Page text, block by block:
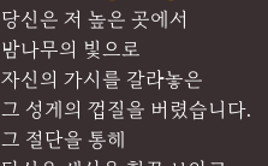
당신은 저 높은 곳에서
밤나무의 빛으로
자신의 가시를 갈라놓은
그 성게의 껍질을 버렸습니다.
그 절단을 통해